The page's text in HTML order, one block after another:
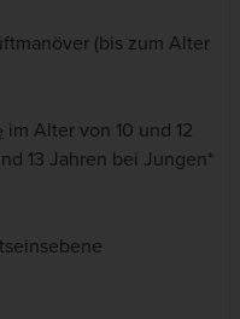
(bis zum Alter
im Alter von 10 und 12
13 Jahren bei Jungen*